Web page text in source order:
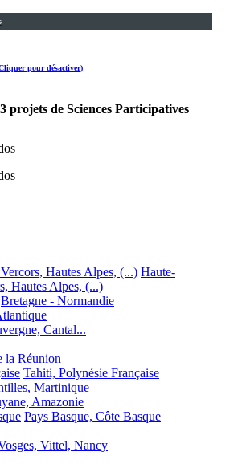
pour désactiver)
projets de Sciences Participatives
Hautes Alpes, (...) Haute-
Hautes Alpes, (...)
Bretagne - Normandie
Cantal...
la Réunion
Tahiti, Polynésie Française
Martinique
Amazonie
Pays Basque, Côte Basque
Vittel, Nancy